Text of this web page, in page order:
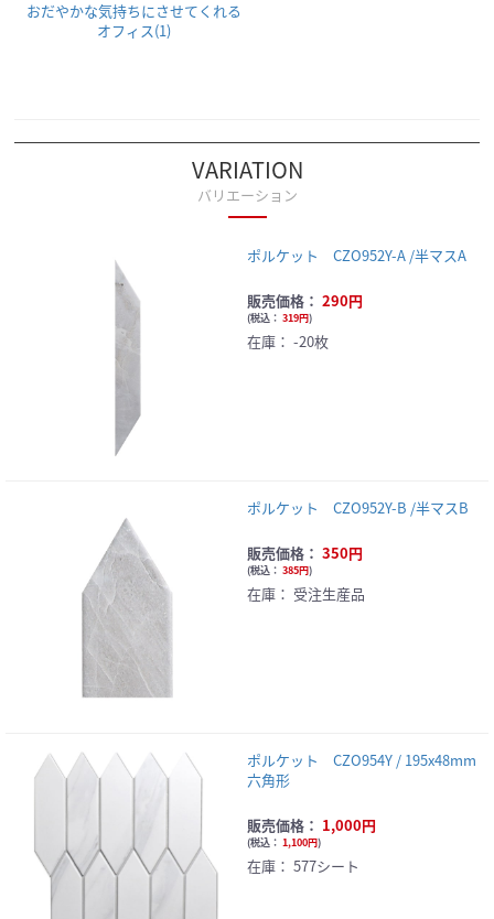
おだやかな気持ちにさせてくれる
オフィス(1)
VARIATION
バリエーション
ポルケット CZO952Y-A /半マスA
販売価格： 290円
(税込： 319円)
在庫： -20枚
ポルケット CZO952Y-B /半マスB
販売価格： 350円
(税込： 385円)
在庫： 受注生産品
ポルケット CZO954Y / 195x48mm
六角形
販売価格： 1,000円
(税込： 1,100円)
在庫： 577シート